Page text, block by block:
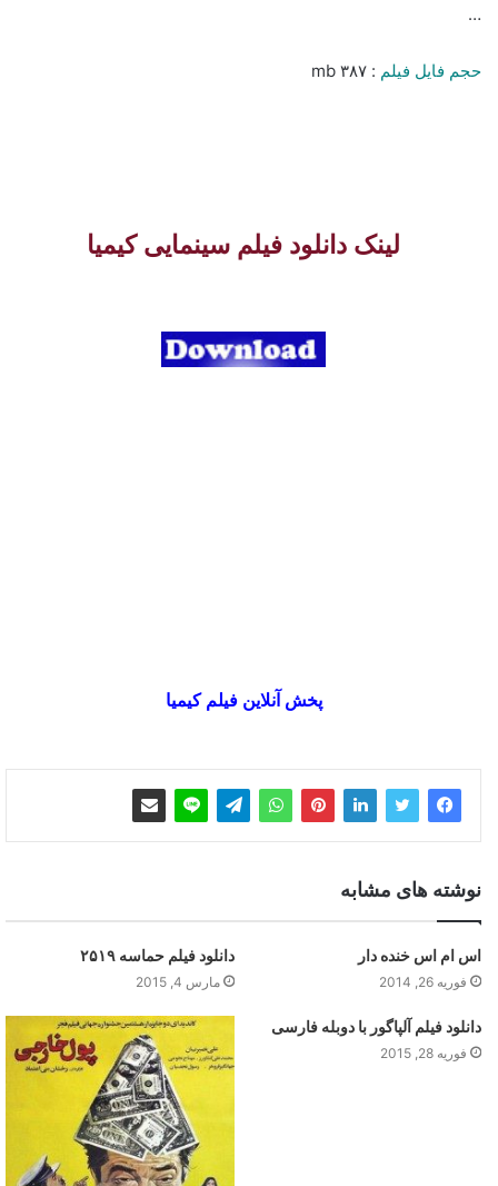
…
حجم فایل فیلم : ۳۸۷ mb
لینک دانلود فیلم سینمایی کیمیا
پخش آنلاین فیلم کیمیا
نوشته های مشابه
اس ام اس خنده دار
فوریه 26, 2014
دانلود فیلم حماسه ۲۵۱۹
مارس 4, 2015
دانلود فیلم آلپاگور با دوبله فارسی
فوریه 28, 2015